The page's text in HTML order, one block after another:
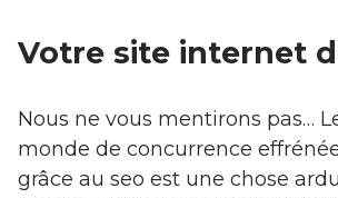
Votre site internet
Nous ne vous mentirons pas…
monde de concurrence
grâce au seo est une chose